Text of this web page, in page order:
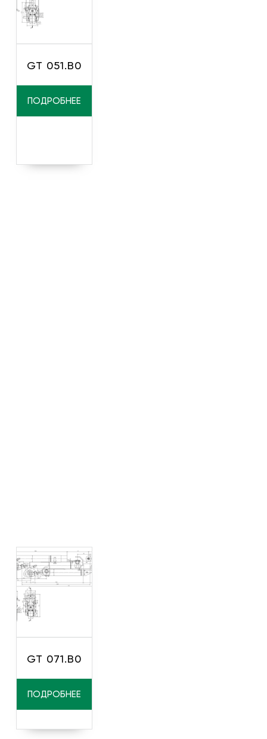
GT 051.B0
ПОДРОБНЕЕ
GT 071.B0
ПОДРОБНЕЕ